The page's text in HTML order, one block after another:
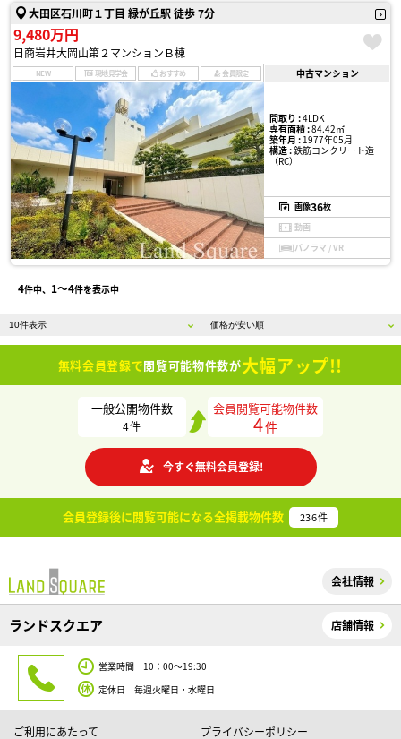
大田区石川町１丁目 緑が丘駅 徒歩 7分
9,480万円
日商岩井大岡山第２マンションＢ棟
NEW 現地見学会 おすすめ 会員限定 中古マンション
間取り :4LDK
専有面積 :84.42㎡
築年月 :1977年05月
構造 :鉄筋コンクリート造
（RC）
画像36枚
動画
パノラマ / VR
4件中、 1〜4件を表示中
無料会員登録で閲覧可能物件数が大幅アップ!!
一般公開物件数
4件
会員閲覧可能物件数
4件
今すぐ無料会員登録!
会員登録後に閲覧可能になる全掲載物件数 236件
会社情報
ランドスクエア 店舗情報
営業時間 10：00～19:30
定休日 毎週火曜日・水曜日
ご利用にあたって プライバシーポリシー